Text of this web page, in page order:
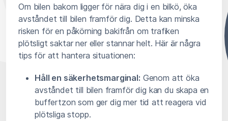
Om bilen bakom ligger för nära dig i en bilkö, öka
avståndet till bilen framför dig. Detta kan minska
risken för en påkörning bakifrån om trafiken
plötsligt saktar ner eller stannar helt. Här är några
tips för att hantera situationen:
Håll en säkerhetsmarginal: Genom att öka
avståndet till bilen framför dig kan du skapa en
buffertzon som ger dig mer tid att reagera vid
plötsliga stopp.